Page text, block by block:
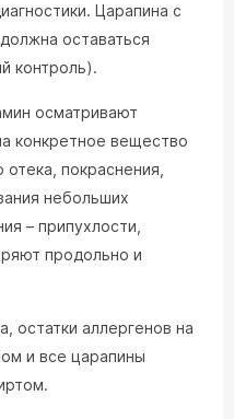
Царапина с
оставаться
контроль).
осматривают
конкретное вещество
покраснения,
небольших
– припухлости,
продольно и
остатки аллергенов на
и все царапины